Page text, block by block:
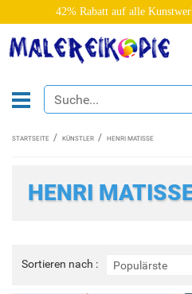
42% Rabatt auf alle
STARTSEITE KÜNSTLER HENRI MATISSE
HENRI
Sortieren nach : Populärste
Sortieren
nach